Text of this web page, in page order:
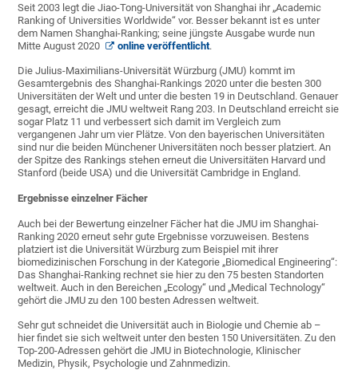
Seit 2003 legt die Jiao-Tong-Universität von Shanghai ihr „Academic
Ranking of Universities Worldwide“ vor. Besser bekannt ist es unter
dem Namen Shanghai-Ranking; seine jüngste Ausgabe wurde nun
Mitte August 2020
online veröffentlicht.
Die Julius-Maximilians-Universität Würzburg (JMU) kommt im
Gesamtergebnis des Shanghai-Rankings 2020 unter die besten 300
Universitäten der Welt und unter die besten 19 in Deutschland. Genauer
gesagt, erreicht die JMU weltweit Rang 203. In Deutschland erreicht sie
sogar Platz 11 und verbessert sich damit im Vergleich zum
vergangenen Jahr um vier Plätze. Von den bayerischen Universitäten
sind nur die beiden Münchener Universitäten noch besser platziert. An
der Spitze des Rankings stehen erneut die Universitäten Harvard und
Stanford (beide USA) und die Universität Cambridge in England.
Ergebnisse einzelner Fächer
Auch bei der Bewertung einzelner Fächer hat die JMU im Shanghai-
Ranking 2020 erneut sehr gute Ergebnisse vorzuweisen. Bestens
platziert ist die Universität Würzburg zum Beispiel mit ihrer
biomedizinischen Forschung in der Kategorie „Biomedical Engineering“:
Das Shanghai-Ranking rechnet sie hier zu den 75 besten Standorten
weltweit. Auch in den Bereichen „Ecology“ und „Medical Technology“
gehört die JMU zu den 100 besten Adressen weltweit.
Sehr gut schneidet die Universität auch in Biologie und Chemie ab –
hier findet sie sich weltweit unter den besten 150 Universitäten. Zu den
Top-200-Adressen gehört die JMU in Biotechnologie, Klinischer
Medizin, Physik, Psychologie und Zahnmedizin.